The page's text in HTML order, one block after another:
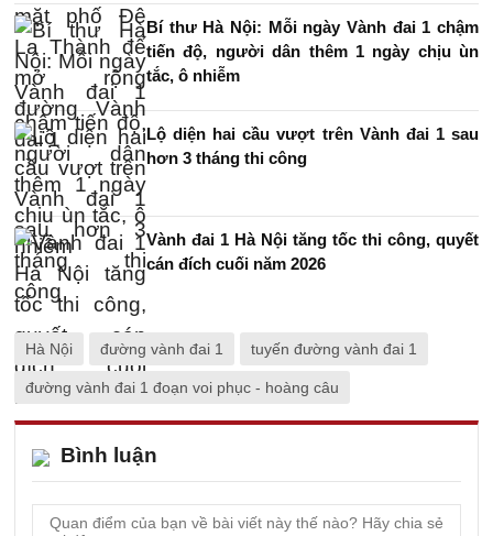
Bí thư Hà Nội: Mỗi ngày Vành đai 1 chậm
tiến độ, người dân thêm 1 ngày chịu ùn
tắc, ô nhiễm
Lộ diện hai cầu vượt trên Vành đai 1 sau
hơn 3 tháng thi công
Vành đai 1 Hà Nội tăng tốc thi công, quyết
cán đích cuối năm 2026
Hà Nội đường vành đai 1 tuyến đường vành đai 1
đường vành đai 1 đoạn voi phục - hoàng câu
Bình luận